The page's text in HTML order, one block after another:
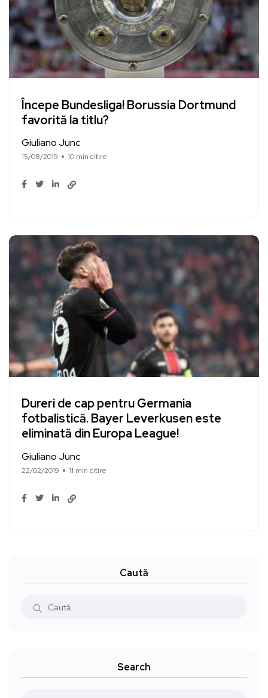
Începe Bundesliga! Borussia Dortmund
favorită la titlu?
Giuliano Junc
15/08/2019 10 min citire
Dureri de cap pentru Germania
fotbalistică. Bayer Leverkusen este
eliminată din Europa League!
Giuliano Junc
22/02/2019 11 min citire
Caută
Search